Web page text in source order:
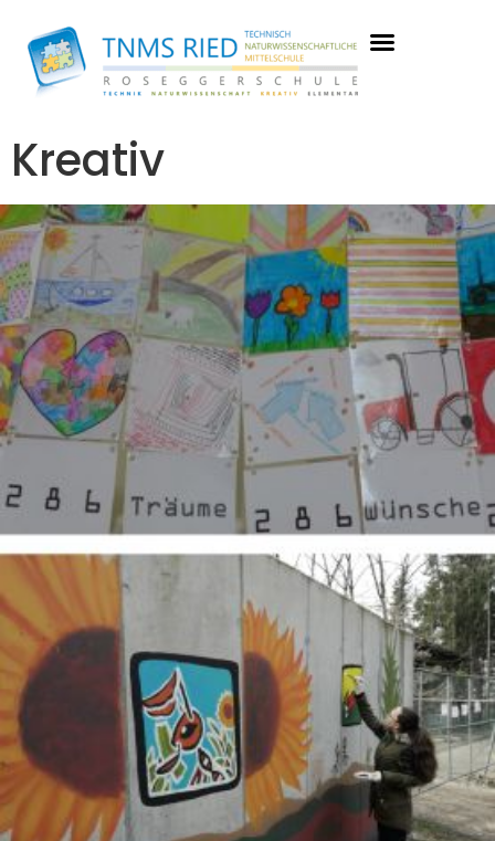
Kreativ